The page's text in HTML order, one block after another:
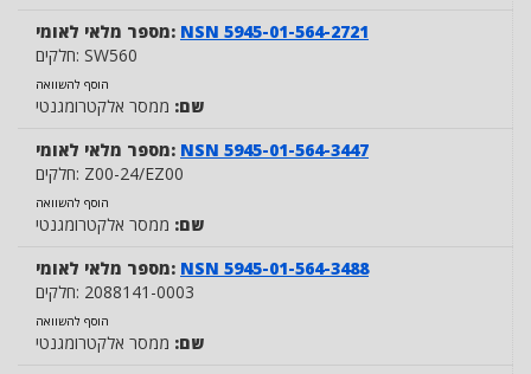
מספר מלאי לאומי: NSN 5945-01-564-2721
חלקים: SW560
הוסף להשוואה
שם: ממסר אלקטרומגנטי
מספר מלאי לאומי: NSN 5945-01-564-3447
חלקים: Z00-24/EZ00
הוסף להשוואה
שם: ממסר אלקטרומגנטי
מספר מלאי לאומי: NSN 5945-01-564-3488
חלקים: 2088141-0003
הוסף להשוואה
שם: ממסר אלקטרומגנטי